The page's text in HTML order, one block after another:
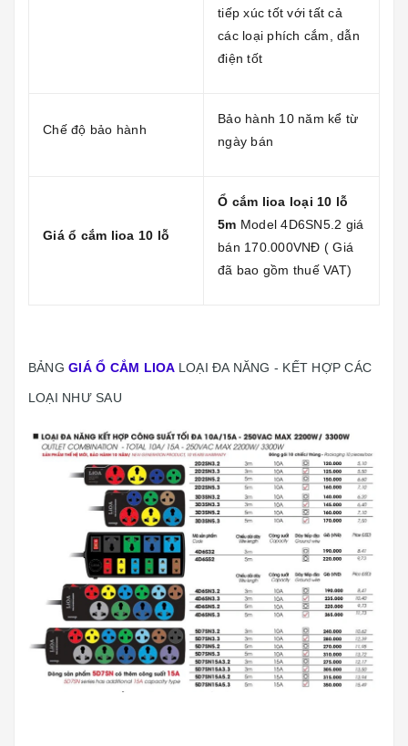
tiếp xúc tốt với tất cả
các loại phích cắm, dẫn
điện tốt
Chế độ bảo hành
Bảo hành 10 năm kể từ
ngày bán
Giá ổ cắm lioa 10 lỗ
Ổ cắm lioa loại 10 lỗ
5m Model 4D6SN5.2 giá
bán 170.000VNĐ ( Giá
đã bao gồm thuế VAT)
BẢNGGIÁ Ổ CẮM LIOA LOẠI ĐA NĂNG - KẾT HỢP CÁC
LOẠI NHƯ SAU